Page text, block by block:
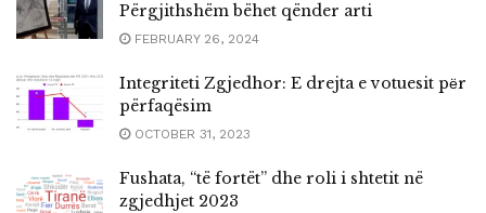
Përgjithshëm bëhet qënder arti
FEBRUARY 26, 2024
Integriteti Zgjedhor: E drejta e votuesit pёr
përfaqësim
OCTOBER 31, 2023
Fushata, “të fortët” dhe roli i shtetit në
zgjedhjet 2023